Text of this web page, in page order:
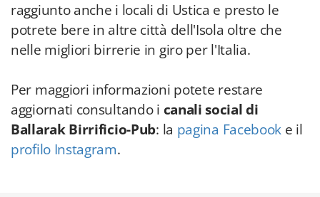
raggiunto anche i locali di Ustica e presto le
potrete bere in altre città dell'Isola oltre che
nelle migliori birrerie in giro per l'Italia.
Per maggiori informazioni potete restare
aggiornati consultando i canali social di
Ballarak Birrificio-Pub: la pagina Facebook e il
profilo Instagram.